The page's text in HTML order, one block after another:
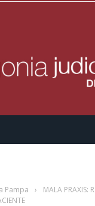
Pampa ›
MALA PRAXIS: